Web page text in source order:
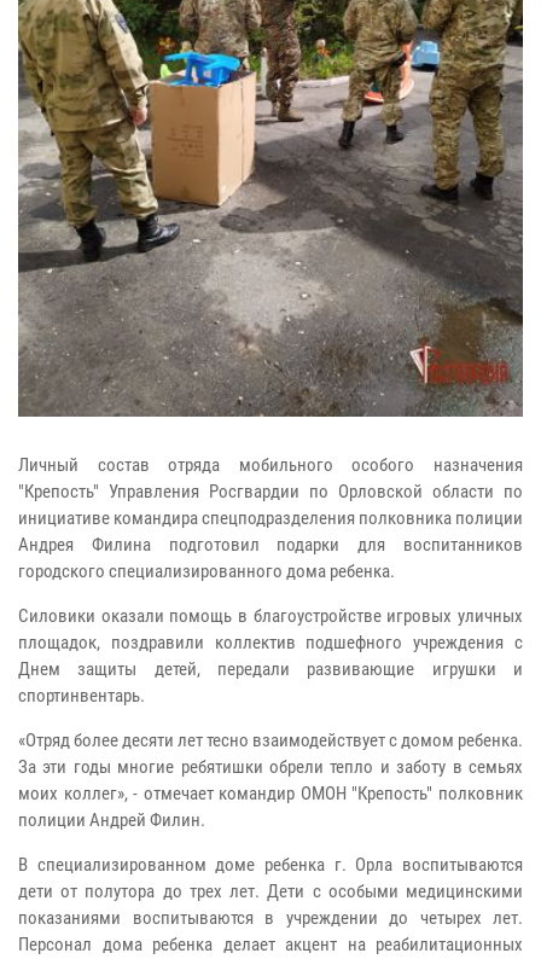
Личный состав отряда мобильного особого назначения
"Крепость" Управления Росгвардии по Орловской области по
инициативе командира спецподразделения полковника полиции
Андрея Филина подготовил подарки для воспитанников
городского специализированного дома ребенка.
Силовики оказали помощь в благоустройстве игровых уличных
площадок, поздравили коллектив подшефного учреждения с
Днем защиты детей, передали развивающие игрушки и
спортинвентарь.
«Отряд более десяти лет тесно взаимодействует с домом ребенка.
За эти годы многие ребятишки обрели тепло и заботу в семьях
моих коллег», - отмечает командир ОМОН "Крепость" полковник
полиции Андрей Филин.
В специализированном доме ребенка г. Орла воспитываются
дети от полутора до трех лет. Дети с особыми медицинскими
показаниями воспитываются в учреждении до четырех лет.
Персонал дома ребенка делает акцент на реабилитационных